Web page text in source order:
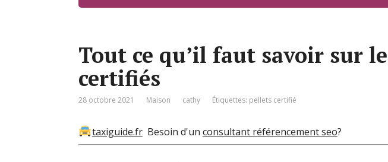
Tout ce qu’il faut savoir sur
certifiés
28 octobre 2021 Maison cathy Étiquettes: pellets certifié
taxiguide.frBesoin d'un consultant référencement seo?